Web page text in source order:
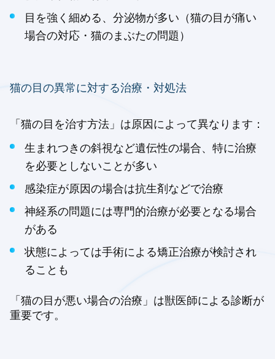
目を強く細める、分泌物が多い（猫の目が痛い
場合の対応・猫のまぶたの問題）
猫の目の異常に対する治療・対処法
「猫の目を治す方法」は原因によって異なります：
生まれつきの斜視など遺伝性の場合、特に治療
を必要としないことが多い
感染症が原因の場合は抗生剤などで治療
神経系の問題には専門的治療が必要となる場合
がある
状態によっては手術による矯正治療が検討され
ることも
「猫の目が悪い場合の治療」は獣医師による診断が
重要です。